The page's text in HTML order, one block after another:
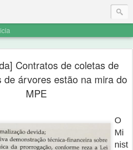
Contratos de coletas de
de árvores estão na mira do
MPE
O
Mi
nist